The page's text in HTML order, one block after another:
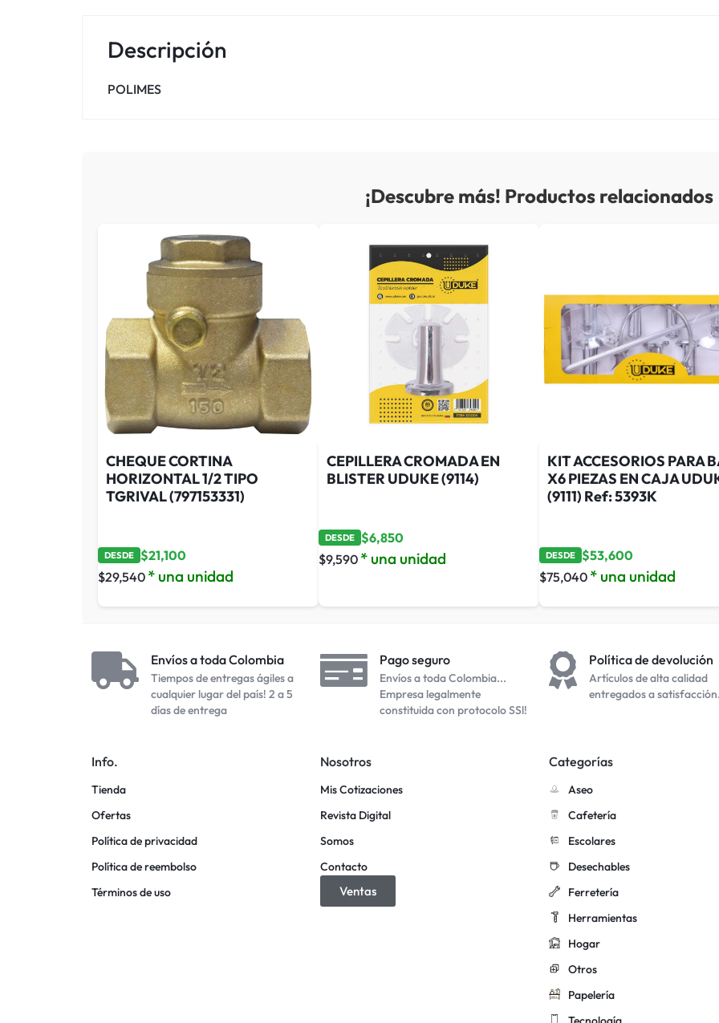
Descripción
POLIMES
¡Descubre más! Productos relacionados
CHEQUE CORTINA
HORIZONTAL 1/2 TIPO
TGRIVAL (797153331)
DESDE $21,100
$29,540 * una unidad
CEPILLERA CROMADA EN
BLISTER UDUKE (9114)
DESDE $6,850
$9,590 * una unidad
KIT ACCESORIOS PARA
X6 PIEZAS EN CAJA
(9111) Ref: 5393K
DESDE $53,600
$75,040 * una unidad
Envíos a toda Colombia
Tiempos de entregas ágiles a
cualquier lugar del país! 2 a 5
días de entrega
Pago seguro
Envíos a toda Colombia...
Empresa legalmente
constituida con protocolo SSl!
Política de devolución
Artículos de alta calidad
entregados a
Info.
Tienda
Ofertas
Política de privacidad
Política de reembolso
Términos de uso
Nosotros
Mis Cotizaciones
Revista Digital
Somos
Contacto
Ventas
Categorías
Aseo
Cafetería
Escolares
Desechables
Ferretería
Herramientas
Hogar
Otros
Papelería